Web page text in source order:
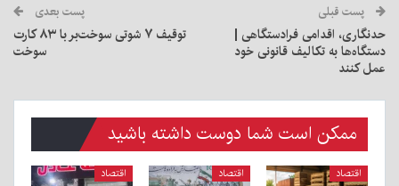
پست قبلی
حدنگاری، اقدامی فرادستگاهی |
دستگاه‌ها به تکالیف قانونی خود
عمل کنند
پست بعدی
توقیف ۷ شوتی سوخت‌بر با ۸۳ کارت
سوخت
ممکن است شما دوست داشته باشید
اقتصاد اقتصاد اقتصاد